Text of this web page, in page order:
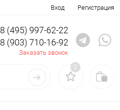
Вход Регистрация
8 (495) 997-62-22
8 (903) 710-16-92
Заказать звонок
0